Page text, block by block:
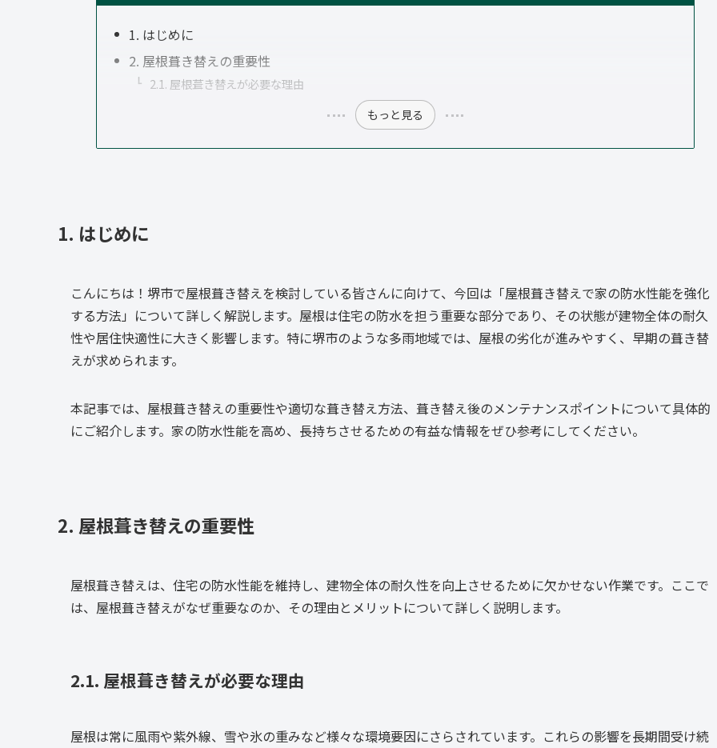
1. はじめに
2. 屋根葺き替えの重要性
2.1. 屋根葺き替えが必要な理由
もっと見る
1. はじめに
こんにちは！堺市で屋根葺き替えを検討している皆さんに向けて、今回は「屋根葺き替えで家の防水性能を強化
する方法」について詳しく解説します。屋根は住宅の防水を担う重要な部分であり、その状態が建物全体の耐久
性や居住快適性に大きく影響します。特に堺市のような多雨地域では、屋根の劣化が進みやすく、早期の葺き替
えが求められます。
本記事では、屋根葺き替えの重要性や適切な葺き替え方法、葺き替え後のメンテナンスポイントについて具体的
にご紹介します。家の防水性能を高め、長持ちさせるための有益な情報をぜひ参考にしてください。
2. 屋根葺き替えの重要性
屋根葺き替えは、住宅の防水性能を維持し、建物全体の耐久性を向上させるために欠かせない作業です。ここで
は、屋根葺き替えがなぜ重要なのか、その理由とメリットについて詳しく説明します。
2.1. 屋根葺き替えが必要な理由
屋根は常に風雨や紫外線、雪や氷の重みなど様々な環境要因にさらされています。これらの影響を長期間受け続